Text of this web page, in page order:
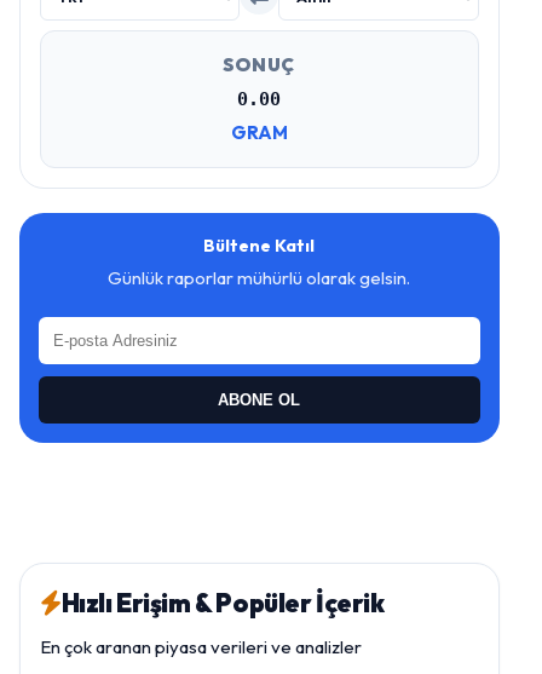
SONUÇ
0.00
GRAM
Bültene Katıl
Günlük raporlar mühürlü olarak gelsin.
ABONE OL
Hızlı Erişim & Popüler İçerik
En çok aranan piyasa verileri ve analizler